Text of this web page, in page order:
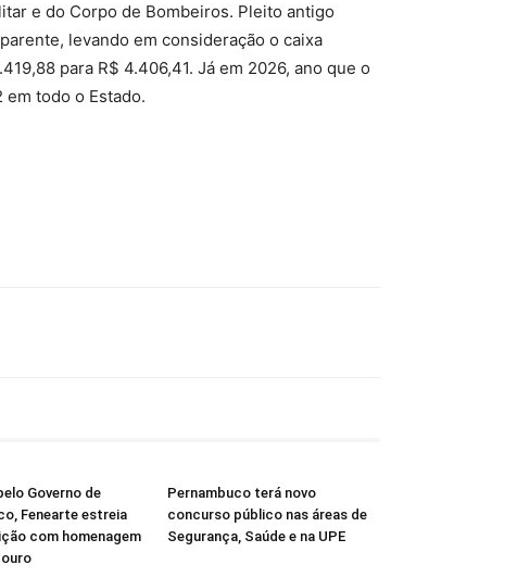
e do Corpo de Bombeiros. Pleito antigo
levando em consideração o caixa
para R$ 4.406,41. Já em 2026, ano que o
todo o Estado.
Governo de
Fenearte estreia
com homenagem
Pernambuco terá novo
concurso público nas áreas de
Segurança, Saúde e na UPE